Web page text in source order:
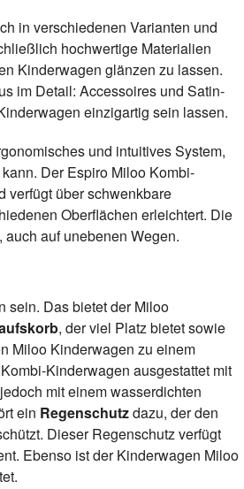
in verschiedenen Varianten und
hochwertige Materialien
Kinderwagen glänzen zu lassen.
im Detail: Accessoires und Satin-
einzigartig sein lassen.
und intuitives System,
Der Espiro Miloo Kombi-
verfügt über schwenkbare
Oberflächen erleichtert. Die
auf unebenen Wegen.
sein. Das bietet der Miloo
, der viel Platz bietet sowie
Miloo Kinderwagen zu einem
Kinderwagen ausgestattet mit
mit einem wasserdichten
ein Regenschutzdazu, der den
Dieser Regenschutz verfügt
Ebenso ist der Kinderwagen Miloo